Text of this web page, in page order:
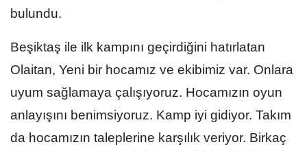
bulundu.
Beşiktaş ile ilk kampını geçirdiğini hatırlatan
Olaitan, Yeni bir hocamız ve ekibimiz var. Onlara
uyum sağlamaya çalışıyoruz. Hocamızın oyun
anlayışını benimsiyoruz. Kamp iyi gidiyor. Takım
da hocamızın taleplerine karşılık veriyor. Birkaç